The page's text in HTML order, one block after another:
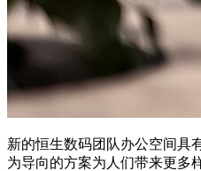
新的恒生数码团队办公空间具
为导向的方案为人们带来更多